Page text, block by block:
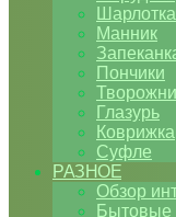
Шарлотка
Манник
Пончики
Глазурь
Коврижка
Суфле
РАЗНОЕ
Обзор
Бытовые